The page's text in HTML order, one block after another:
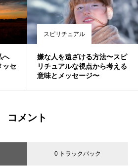
へ
ッセ
スピリチュアル
嫌な人を遠ざける方法〜スピ
リチュアルな視点から考える
意味とメッセージ〜
コメント
0 トラックバック